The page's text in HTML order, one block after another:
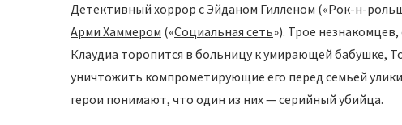
Детективный хоррор сЭйданом Гилленом («Рок-н-
Арми Хаммером («Социальная сеть»). Трое
Клаудиа торопится в больницу к умирающей бабушке,
уничтожить компрометирующие его перед семьей
герои понимают, что один из них — серийный убийца.